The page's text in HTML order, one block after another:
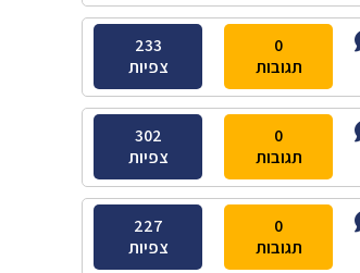
0
תגובות
233
צפיות
0
תגובות
302
צפיות
0
תגובות
227
צפיות